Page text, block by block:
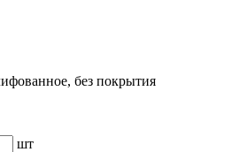
без покрытия
шт